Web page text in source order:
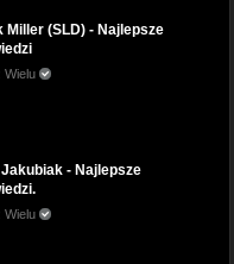
Miller (SLD) - Najlepsze
Wielu
- Najlepsze
Wielu